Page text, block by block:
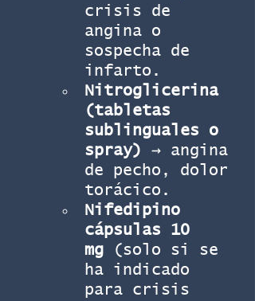
crisis de
angina o
sospecha de
infarto.
Nitroglicerina
(tabletas
sublinguales o
spray) → angina
de pecho, dolor
torácico.
Nifedipino
cápsulas 10
mg (solo si se
ha indicado
para crisis